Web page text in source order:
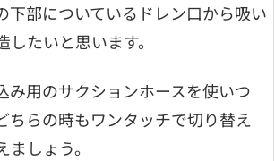
下部についているドレン口から吸い
たいと思います。
み用のサクションホースを使いつ
ちらの時もワンタッチで切り替え
しょう。